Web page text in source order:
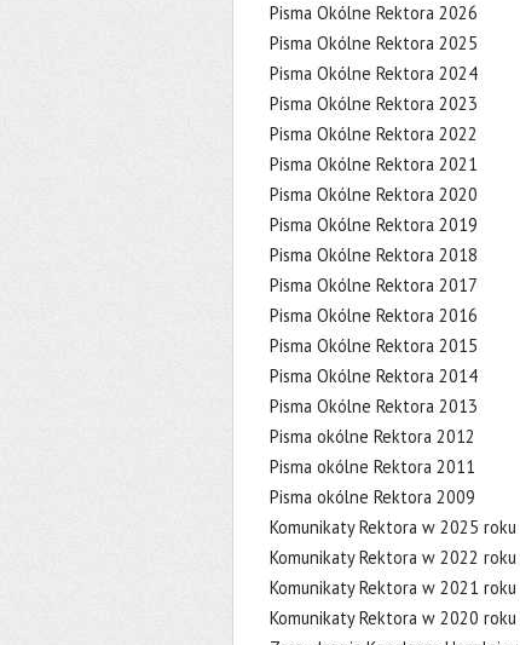
Pisma Okólne Rektora 2026
Pisma Okólne Rektora 2025
Pisma Okólne Rektora 2024
Pisma Okólne Rektora 2023
Pisma Okólne Rektora 2022
Pisma Okólne Rektora 2021
Pisma Okólne Rektora 2020
Pisma Okólne Rektora 2019
Pisma Okólne Rektora 2018
Pisma Okólne Rektora 2017
Pisma Okólne Rektora 2016
Pisma Okólne Rektora 2015
Pisma Okólne Rektora 2014
Pisma Okólne Rektora 2013
Pisma okólne Rektora 2012
Pisma okólne Rektora 2011
Pisma okólne Rektora 2009
Komunikaty Rektora w 2025 roku
Komunikaty Rektora w 2022 roku
Komunikaty Rektora w 2021 roku
Komunikaty Rektora w 2020 roku